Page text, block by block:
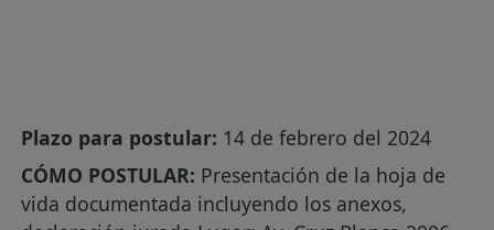
Plazo para postular: 14 de febrero del 2024
CÓMO POSTULAR: Presentación de la hoja de
vida documentada incluyendo los anexos,